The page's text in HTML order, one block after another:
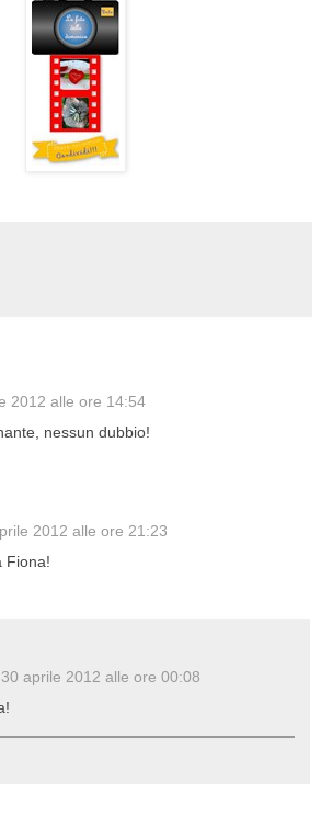
2012 alle ore 14:54
nessun dubbio!
2012 alle ore 21:23
Fiona!
30 aprile 2012 alle ore 00:08